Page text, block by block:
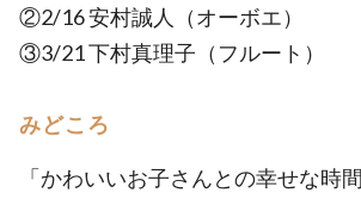
②2/16 安村誠人（オーボエ）
③3/21 下村真理子（フルート）
みどころ
「かわいいお子さんとの幸せな時間